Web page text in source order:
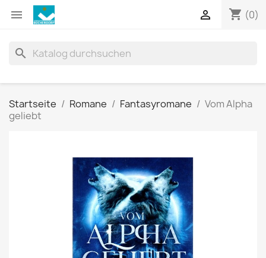
 shopping_cart (0)

search
Startseite Romane Fantasyromane
Vom Alpha
geliebt